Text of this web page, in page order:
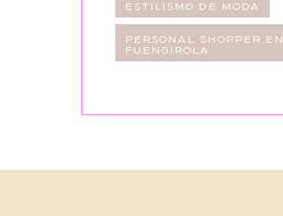
ESTILISMO DE MODA
PERSONAL SHOPPER EN
FUENGIROLA